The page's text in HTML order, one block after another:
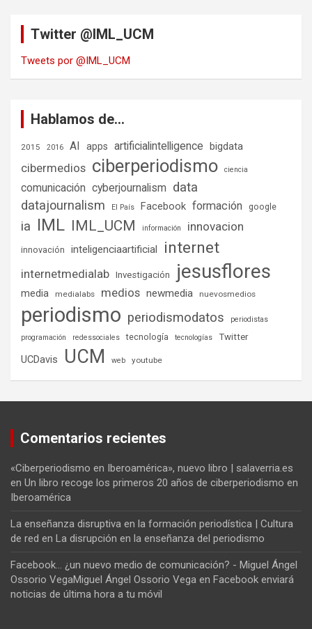
Twitter @IML_UCM
Tweets por @IML_UCM
Hablamos de…
2015 2016 AI apps artificialintelligence bigdata
cibermedios ciberperiodismo ciencia
comunicación cyberjournalism data
datajournalism El País Facebook formación google
ia IML IML_UCM información innovacion
innovación inteligenciaartificial internet
internetmedialab Investigación jesusflores
media medialabs medios newmedia nuevosmedios
periodismo periodismodatos
periodistas
programación
redessociales tecnología tecnologías Twitter
UCDavis UCM web youtube
Comentarios recientes
«Ciberperiodismo en Iberoamérica», nuevo libro | salaverria.es
en Un libro recoge los primeros 20 años de ciberperiodismo en
Iberoamérica
La enseñanza disruptiva en la formación periodística | Cultura
de red en La disrupción en la enseñanza del periodismo
Facebook... ¿un nuevo medio de comunicación? - Miguel Ángel
Ossorio VegaMiguel Ángel Ossorio Vega en Facebook enviará
noticias de última hora a tu móvil